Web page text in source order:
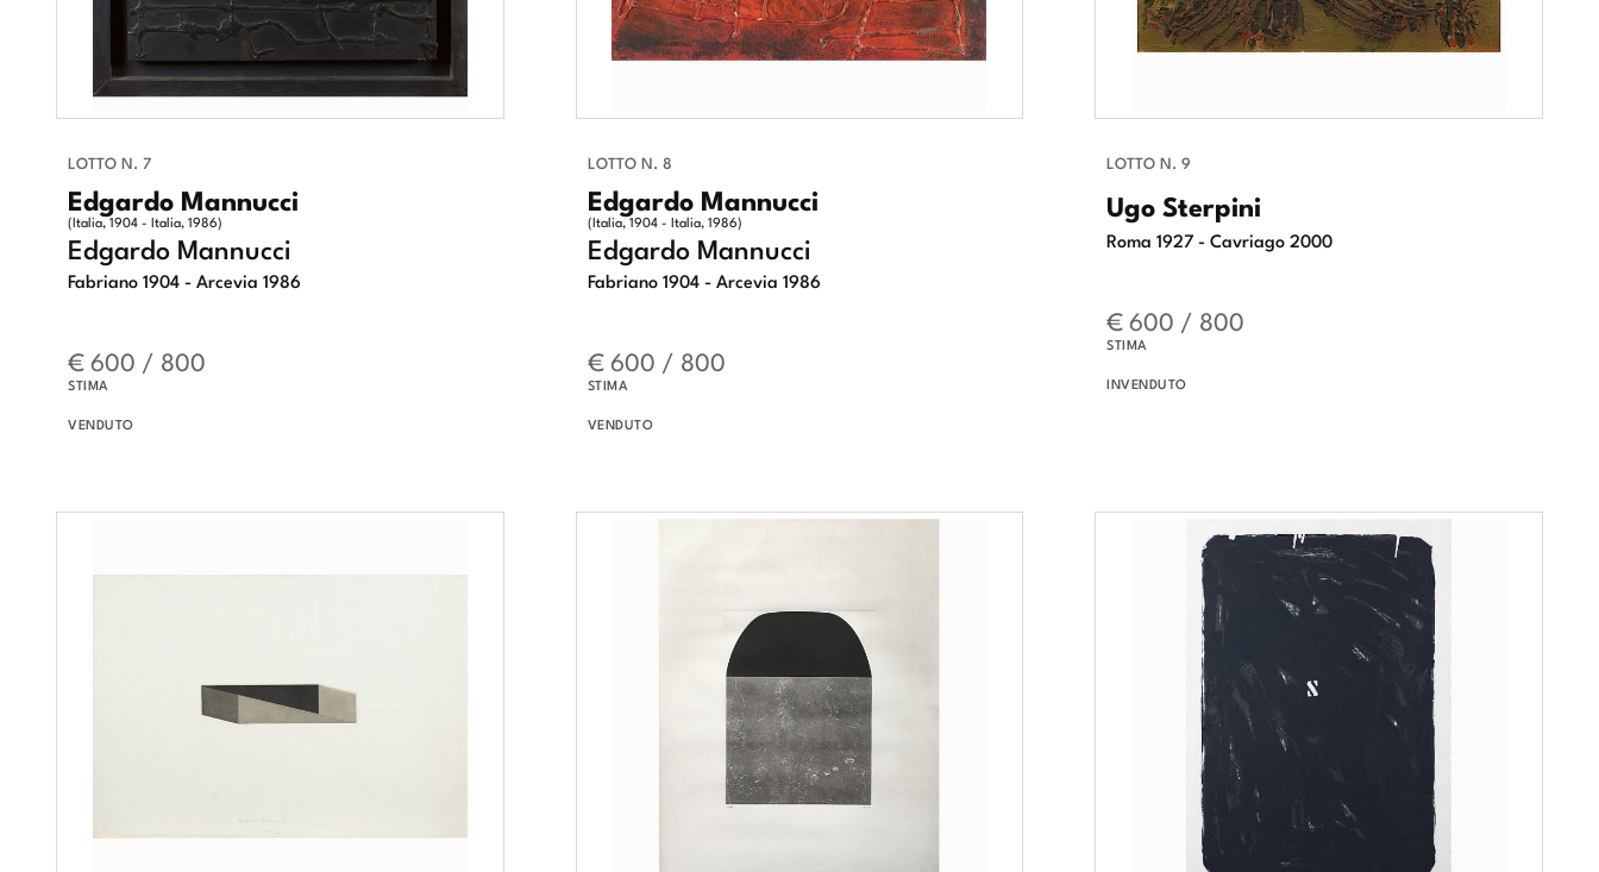
LOTTO N. 7
Edgardo Mannucci
(Italia, 1904 - Italia, 1986)
Edgardo Mannucci
Fabriano 1904 - Arcevia 1986
€ 600 / 800
STIMA
VENDUTO
LOTTO N. 8
Edgardo Mannucci
(Italia, 1904 - Italia, 1986)
Edgardo Mannucci
Fabriano 1904 - Arcevia 1986
€ 600 / 800
STIMA
VENDUTO
LOTTO N. 9
Ugo Sterpini
Roma 1927 - Cavriago 2000
€ 600 / 800
STIMA
INVENDUTO